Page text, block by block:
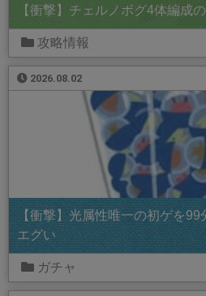
【衝撃】チェルノボグ4体編成
攻略情報
2026.08.02
【衝撃】光属性唯一の初ゲを99
エグい
ガチャ